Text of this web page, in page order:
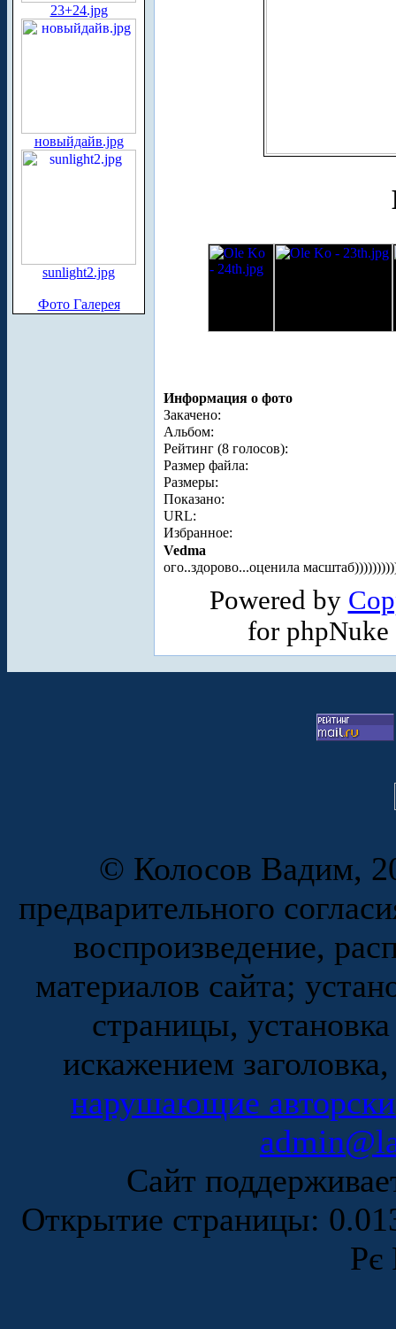
23+24.jpg
новыйдайв.jpg
sunlight2.jpg
Фото Галерея
Информация о фото
Закачено:
Альбом:
Рейтинг (8 голосов):
Размер файла:
Размеры:
Показано:
URL:
Избранное:
Vedma
ого..здорово...оценила
Powered by
for
© Колосов Вадим,
предварительного
воспроизведение,
материалов сайта;
страницы,
искажением
нарушающие
Сайт
Открытие страницы:
Рє